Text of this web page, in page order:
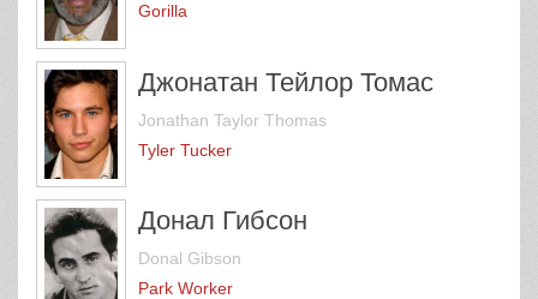
Gorilla
Джонатан Тейлор Томас
Jonathan Taylor Thomas
Tyler Tucker
Донал Гибсон
Donal Gibson
Park Worker